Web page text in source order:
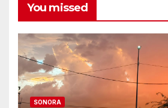
You missed
SONORA